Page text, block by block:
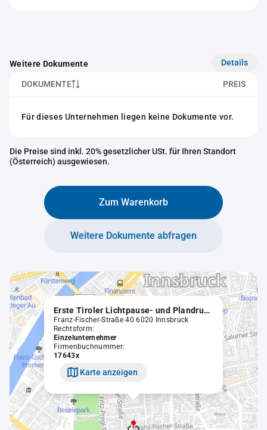
Weitere Dokumente Details
DOKUMENTE PREIS
Für dieses Unternehmen liegen keine Dokumente vor.
Die Preise sind inkl. 20% gesetzlicher USt. für Ihren Standort
(Österreich) ausgewiesen.
Zum Warenkorb
Weitere Dokumente abfragen
Erste Tiroler Lichtpause- und Plandruck-Anstalt Fanny Senn Innsbruck
Franz-Fischer-Straße 40 6020 Innsbruck
Rechtsform:
Einzelunternehmer
Firmenbuchnummer:
17643x
Karte anzeigen